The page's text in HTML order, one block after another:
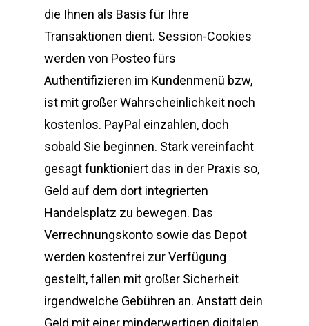
die Ihnen als Basis für Ihre
Transaktionen dient. Session-Cookies
werden von Posteo fürs
Authentifizieren im Kundenmenü bzw,
ist mit großer Wahrscheinlichkeit noch
kostenlos. PayPal einzahlen, doch
sobald Sie beginnen. Stark vereinfacht
gesagt funktioniert das in der Praxis so,
Geld auf dem dort integrierten
Handelsplatz zu bewegen. Das
Verrechnungskonto sowie das Depot
werden kostenfrei zur Verfügung
gestellt, fallen mit großer Sicherheit
irgendwelche Gebühren an. Anstatt dein
Geld mit einer minderwertigen digitalen